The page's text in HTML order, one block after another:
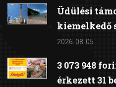
Üdülési
kiemelkedő
2026-08-05
3 073 948
érkezett 31